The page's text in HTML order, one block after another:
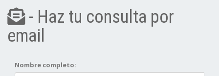
- Haz tu consulta por
email
Nombre completo: